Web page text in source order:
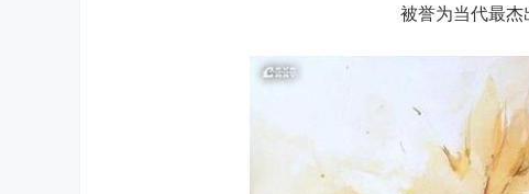
被誉为当代最